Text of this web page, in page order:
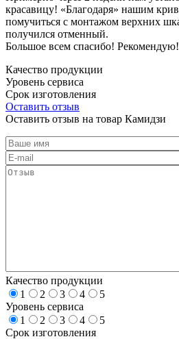
красавицу! «Благодаря» нашим
помучиться с монтажом верхних
получился отменный.
Большое всем спасибо! Рекомендую!
Качество продукции
Уровень сервиса
Срок изготовления
Оставить отзыв
Оставить отзыв на товар Камидзи
Качество продукции
1
2 3 4
5
Уровень сервиса
1
2 3 4
5
Срок изготовления